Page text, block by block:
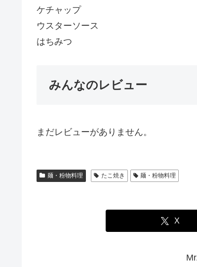
ケチャップ
ウスターソース
はちみつ
みんなのレビュー
まだレビューがありません。
麺・粉物料理 たこ焼き 麺・粉物料理
X